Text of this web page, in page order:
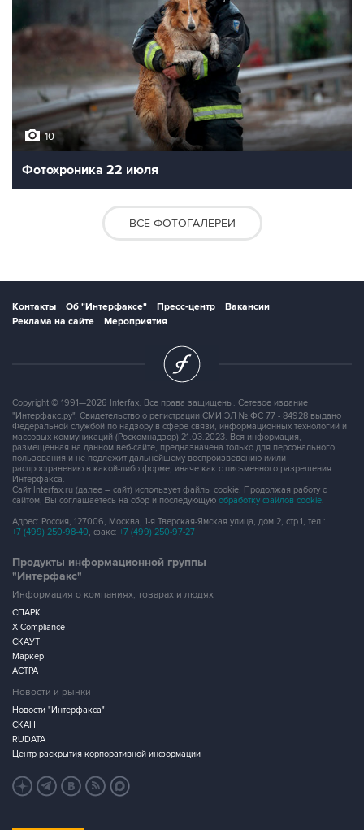
10
Фотохроника 22 июля
ВСЕ ФОТОГАЛЕРЕИ
Контакты Об "Интерфаксе" Пресс-центр
Вакансии
Реклама на сайте
Мероприятия
Copyright © 1991—2026 Interfax. Все права защищены. Сетевое издание
"Интерфакс.ру". Свидетельство о регистрации СМИ ЭЛ № ФС 77 - 84928 выдано
Федеральной службой по надзору в сфере связи, информационных технологий и
массовых коммуникаций (Роскомнадзор) 21.03.2023. Вся информация,
размещенная на данном веб-сайте, предназначена только для персонального
пользования и не подлежит дальнейшему воспроизведению и/или
распространению в какой-либо форме, иначе как с письменного разрешения
Интерфакса.
Сайт Interfax.ru (далее – сайт) использует файлы cookie. Продолжая работу с
сайтом, Вы соглашаетесь на сбор и последующую обработку файлов cookie.
Адрес: Россия, 127006, Москва, 1-я Тверская-Ямская улица, дом 2, стр.1, тел.:
+7 (499) 250-98-40, факс: +7 (499) 250-97-27
Продукты информационной группы
"Интерфакс"
Информация о компаниях, товарах и людях
СПАРК
X-Compliance
СКАУТ
Маркер
АСТРА
Новости и рынки
Новости "Интерфакса"
СКАН
RUDATA
Центр раскрытия корпоративной информации